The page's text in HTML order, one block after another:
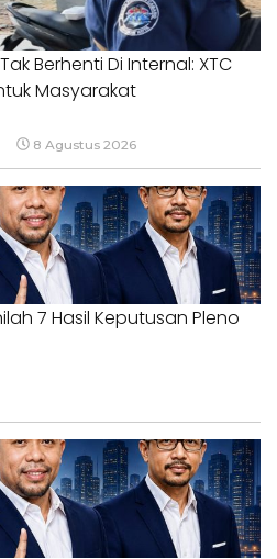
Berhenti Di Internal: XTC
Masyarakat
8 Agustus 2026
7 Hasil Keputusan Pleno